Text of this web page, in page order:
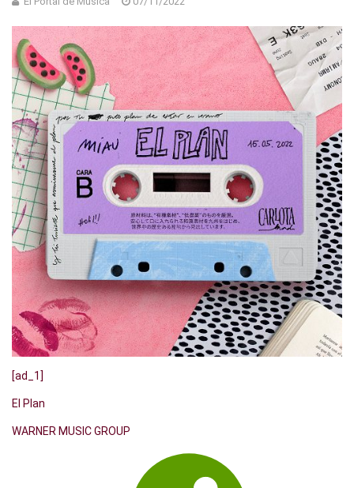
[ad_1]
El Plan
WARNER MUSIC GROUP